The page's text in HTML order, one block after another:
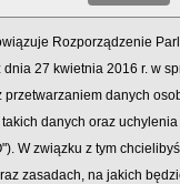
Rozporządzenie
27 kwietnia 2016 r. w
przetwarzaniem danych
danych oraz
W związku z tym
zasadach, na jakich